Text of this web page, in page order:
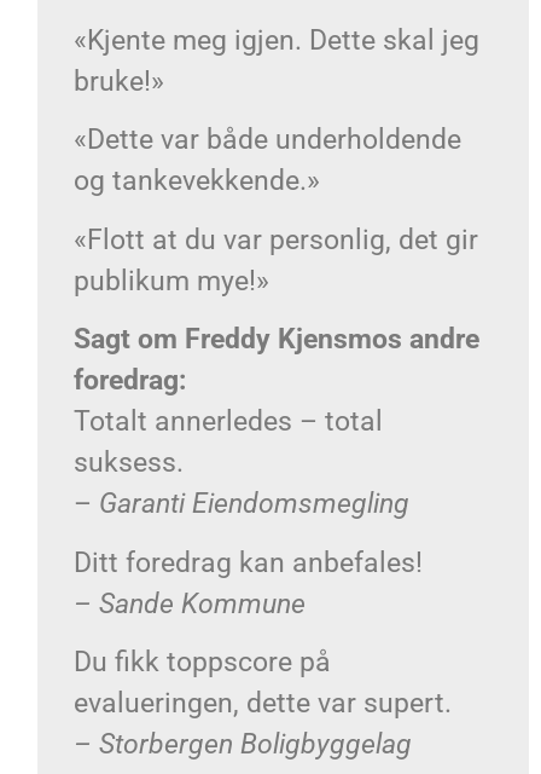
«Kjente meg igjen. Dette skal jeg
bruke!»
«Dette var både underholdende
og tankevekkende.»
«Flott at du var personlig, det gir
publikum mye!»
Sagt om Freddy Kjensmos andre
foredrag:
Totalt annerledes – total
suksess.
– Garanti Eiendomsmegling
Ditt foredrag kan anbefales!
– Sande Kommune
Du fikk toppscore på
evalueringen, dette var supert.
– Storbergen Boligbyggelag